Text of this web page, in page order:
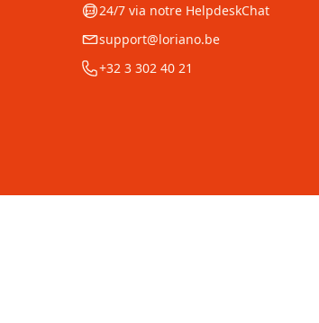
24/7 via notre HelpdeskChat
support@loriano.be
+32 3 302 40 21